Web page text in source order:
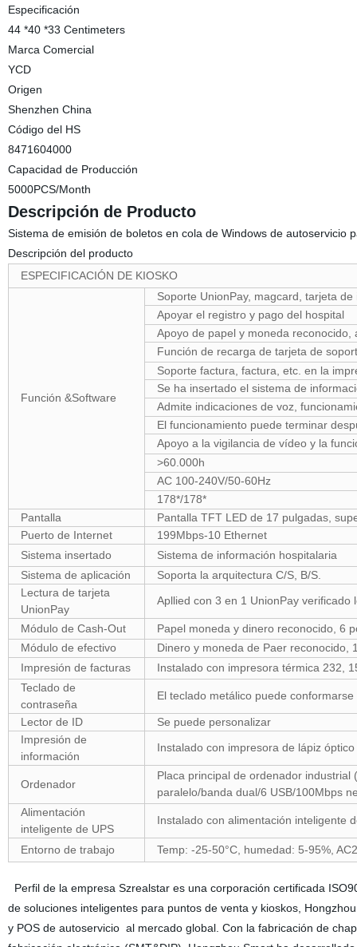
Especificación
44 *40 *33 Centimeters
Marca Comercial
YCD
Origen
Shenzhen China
Código del HS
8471604000
Capacidad de Producción
5000PCS/Month
Descripción de Producto
Sistema de emisión de boletos en cola de Windows de autoservicio
Descripción del producto
ESPECIFICACIÓN DE KIOSKO
Función &Software
Soporte UnionPay, magcard, tarjeta
Apoyar el registro y pago del hospital
Apoyo de papel y moneda
Función de recarga de tarjeta de
Soporte factura, factura, etc. en la
Se ha insertado el sistema de
Admite indicaciones de voz,
El funcionamiento puede terminar
Apoyo a la vigilancia de vídeo y la
>60.000h
AC 100-240V/50-60Hz
178*/178*
Pantalla
Pantalla TFT LED de 17 pulgadas,
Puerto de Internet
199Mbps-10 Ethernet
Sistema insertado
Sistema de información hospitalaria
Sistema de aplicación
Soporta la arquitectura C/S, B/S.
Lectura de tarjeta
UnionPay
Apllied con 3 en 1 UnionPay
Módulo de Cash-Out
Papel moneda y dinero reconocido, 6
Módulo de efectivo
Dinero y moneda de Paer reconocido,
Impresión de facturas
Instalado con impresora térmica 232,
Teclado de
contraseña
El teclado metálico puede
Lector de ID
Se puede personalizar
Impresión de
información
Instalado con impresora de lápiz
Ordenador
Placa principal de ordenador
paralelo/banda dual/6 USB/100Mbps
Alimentación
inteligente de UPS
Instalado con alimentación inteligente
Entorno de trabajo Temp: -25-50°C, humedad: 5-95%,
Perfil de la empresa Szrealstar es una corporación certificada
de soluciones inteligentes para puntos de venta y kioskos,
y POS de autoservicio al mercado global. Con la fabricación de